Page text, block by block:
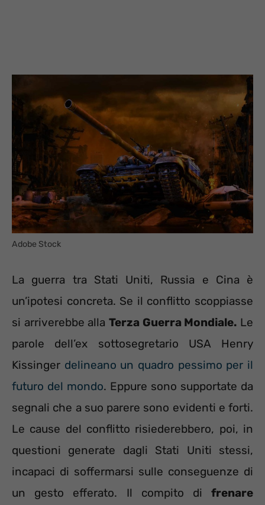
Adobe Stock
La guerra tra Stati Uniti, Russia e Cina è
un’ipotesi concreta. Se il conflitto scoppiasse
si arriverebbe alla Terza Guerra Mondiale. Le
parole dell’ex sottosegretario USA Henry
Kissinger delineano un quadro pessimo per il
futuro del mondo. Eppure sono supportate da
segnali che a suo parere sono evidenti e forti.
Le cause del conflitto risiederebbero, poi, in
questioni generate dagli Stati Uniti stessi,
incapaci di soffermarsi sulle conseguenze di
un gesto efferato. Il compito di frenare